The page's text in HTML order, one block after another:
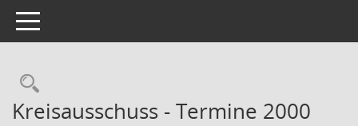
Toggle navigation
Rechercheauswahl
Kreisausschuss - Termine 2000